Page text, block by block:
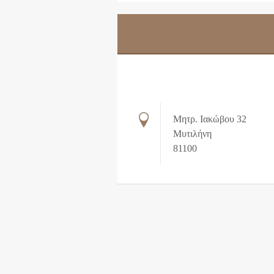
Μητρ. Ιακώβου 32
Μυτιλήνη
81100